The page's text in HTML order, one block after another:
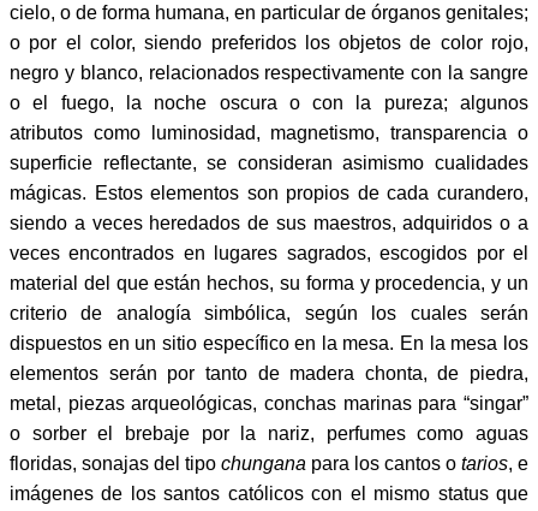
cielo, o de forma humana, en particular de órganos genitales;
o por el color, siendo preferidos los objetos de color rojo,
negro y blanco, relacionados respectivamente con la sangre
o el fuego, la noche oscura o con la pureza; algunos
atributos como luminosidad, magnetismo, transparencia o
superficie reflectante, se consideran asimismo cualidades
mágicas. Estos elementos son propios de cada curandero,
siendo a veces heredados de sus maestros, adquiridos o a
veces encontrados en lugares sagrados, escogidos por el
material del que están hechos, su forma y procedencia, y un
criterio de analogía simbólica, según los cuales serán
dispuestos en un sitio específico en la mesa. En la mesa los
elementos serán por tanto de madera chonta, de piedra,
metal, piezas arqueológicas, conchas marinas para “singar”
o sorber el brebaje por la nariz, perfumes como aguas
floridas, sonajas del tipo chungana para los cantos o tarios, e
imágenes de los santos católicos con el mismo status que